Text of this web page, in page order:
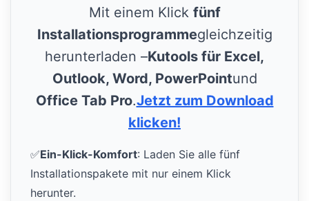
Mit einem Klick fünf
Installationsprogrammegleichzeitig
herunterladen –Kutools für Excel,
Outlook, Word, PowerPointund
Office Tab Pro.Jetzt zum Download
klicken!
✅Ein-Klick-Komfort: Laden Sie alle fünf
Installationspakete mit nur einem Klick
herunter.